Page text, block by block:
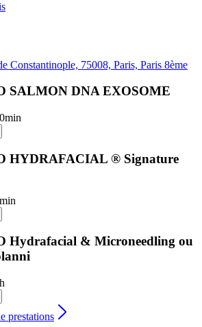
Constantinople, 75008, Paris, Paris 8ème
SALMON DNA EXOSOME
HYDRAFACIAL ® Signature
Hydrafacial & Microneedling ou
prestations